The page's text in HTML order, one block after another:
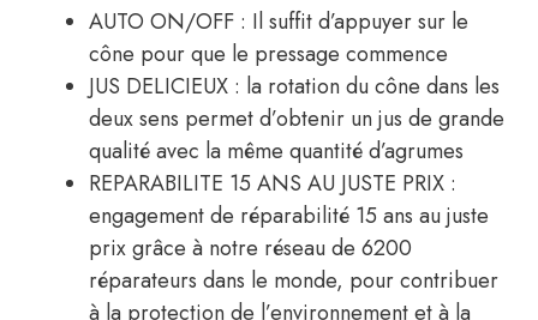
AUTO ON/OFF : Il suffit d’appuyer sur le
cône pour que le pressage commence
JUS DELICIEUX : la rotation du cône dans les
deux sens permet d’obtenir un jus de grande
qualité avec la même quantité d’agrumes
REPARABILITE 15 ANS AU JUSTE PRIX :
engagement de réparabilité 15 ans au juste
prix grâce à notre réseau de 6200
réparateurs dans le monde, pour contribuer
à la protection de l’environnement et à la